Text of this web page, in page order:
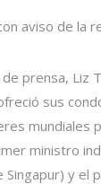
de prensa, Liz
sus
mundiales
ministro
y el